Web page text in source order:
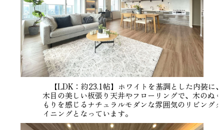
【LDK：約23.1帖】ホワイトを基調とした内装に、
木目の美しい板張り天井やフローリングで、木のぬく
もりを感じるナチュラルモダンな雰囲気のリビングダ
イニングとなっています。